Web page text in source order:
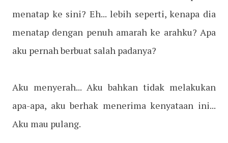
menatap ke sini? Eh... lebih seperti, kenapa dia
menatap dengan penuh amarah ke arahku? Apa
aku pernah berbuat salah padanya?
Aku menyerah... Aku bahkan tidak melakukan
apa-apa, aku berhak menerima kenyataan ini...
Aku mau pulang.